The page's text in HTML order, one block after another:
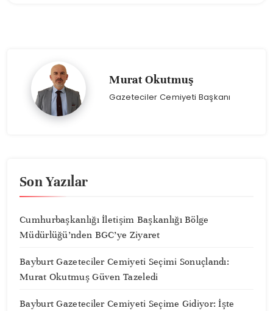
Murat Okutmuş
Gazeteciler Cemiyeti Başkanı
Son Yazılar
Cumhurbaşkanlığı İletişim Başkanlığı Bölge
Müdürlüğü’nden BGC’ye Ziyaret
Bayburt Gazeteciler Cemiyeti Seçimi Sonuçlandı:
Murat Okutmuş Güven Tazeledi
Bayburt Gazeteciler Cemiyeti Seçime Gidiyor: İşte